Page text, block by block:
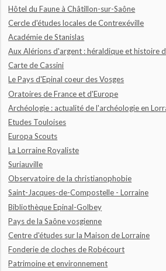
Hôtel du Faune à Châtillon-sur-Saône
Cercle d'études locales de Contrexéville
Académie de Stanislas
Aux Alérions d'argent : héraldique et histoire
Carte de Cassini
Le Pays d'Epinal coeur des Vosges
Oratoires de France et d'Europe
Archéologie : actualité de l'archéologie en
Etudes Touloises
Europa Scouts
La Lorraine Royaliste
Suriauville
Observatoire de la christianophobie
Saint-Jacques-de-Compostelle - Lorraine
Bibliothèque Epinal-Golbey
Pays de la Saône vosgienne
Centre d'études sur la Maison de Lorraine
Fonderie de cloches de Robécourt
Patrimoine et environnement